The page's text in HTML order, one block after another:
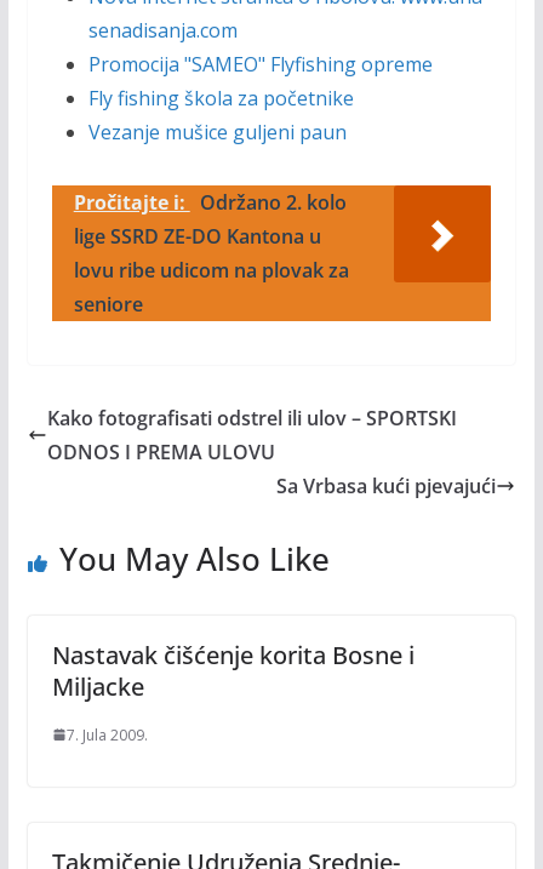
senadisanja.com
Promocija "SAMEO" Flyfishing opreme
Fly fishing škola za početnike
Vezanje mušice guljeni paun
Pročitajte i:
Održano 2. kolo
lige SSRD ZE-DO Kantona u
lovu ribe udicom na plovak za
seniore
Kako fotografisati odstrel ili ulov – SPORTSKI
ODNOS I PREMA ULOVU
Sa Vrbasa kući pjevajući
You May Also Like
Nastavak čišćenje korita Bosne i
Miljacke
7. Jula 2009.
Takmičenje Udruženja Srednje-